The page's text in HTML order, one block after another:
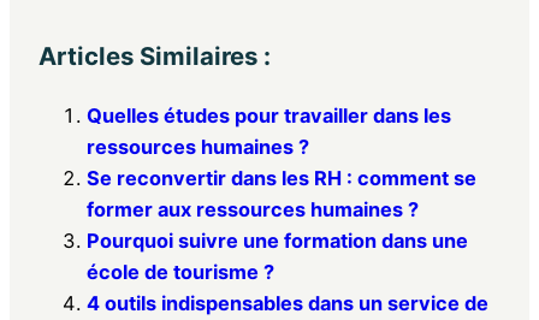
Articles Similaires :
Quelles études pour travailler dans les
ressources humaines ?
Se reconvertir dans les RH : comment se
former aux ressources humaines ?
Pourquoi suivre une formation dans une
école de tourisme ?
4 outils indispensables dans un service de